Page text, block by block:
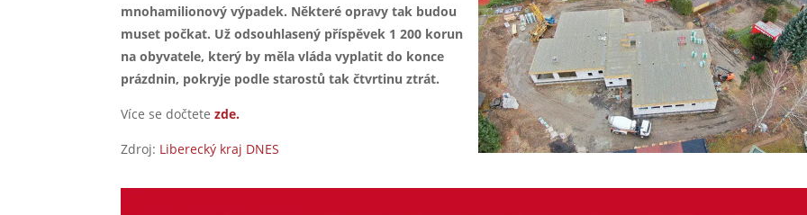
mnohamilionový výpadek. Některé opravy tak budou
muset počkat. Už odsouhlasený příspěvek 1 200 korun
na obyvatele, který by měla vláda vyplatit do konce
prázdnin, pokryje podle starostů tak čtvrtinu ztrát.
Více se dočtetezde.
Zdroj: Liberecký kraj DNES